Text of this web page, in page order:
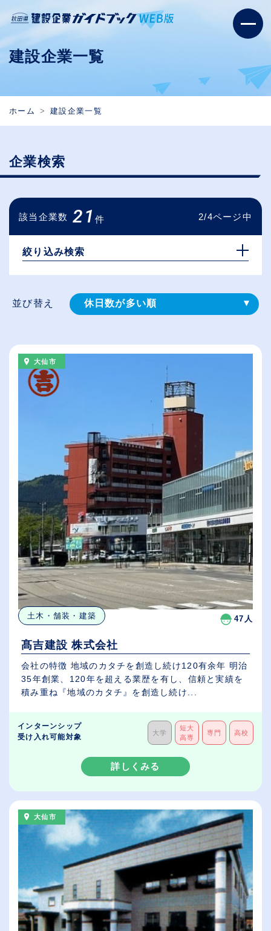
建設企業一覧
ホーム 建設企業一覧
企業検索
該当企業数 21 件 2/4ページ中
絞り込み検索
並び替え 休日数が多い順
（⾼卒の給与を基準）
従業員が多い順
大仙市
土木・舗装・建築 47人
髙吉建設 株式会社
会社の特徴 地域のカタチを創造し続け120有余年 明治
35年創業、120年を超える業歴を有し、信頼と実績を
積み重ね『地域のカタチ』を創造し続け...
インターンシップ
受け入れ可能対象
大学
短大
高専
専門 高校
詳しくみる
大仙市